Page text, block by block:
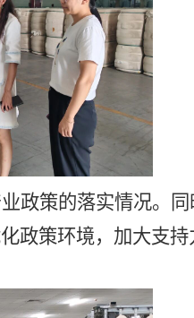
政策的落实情况。
政策环境，加大支